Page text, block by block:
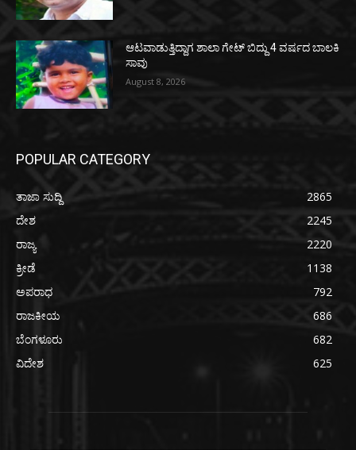
ಆಟವಾಡುತ್ತಿದ್ದಾಗ ಶಾಲಾ ಗೇಟ್‌ ಬಿದ್ದು 4 ವರ್ಷದ ಬಾಲಕಿ
ಸಾವು
August 8, 2026
POPULAR CATEGORY
ತಾಜಾ ಸುದ್ದಿ
2865
ದೇಶ
2245
ರಾಜ್ಯ
2220
ಕ್ರೀಡೆ
1138
ಅಪರಾಧ
792
ರಾಜಕೀಯ
686
ಬೆಂಗಳೂರು
682
ವಿದೇಶ
625